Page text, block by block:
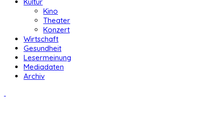
Kino
Theater
Konzert
Wirtschaft
Gesundheit
Lesermeinung
Mediadaten
Archiv